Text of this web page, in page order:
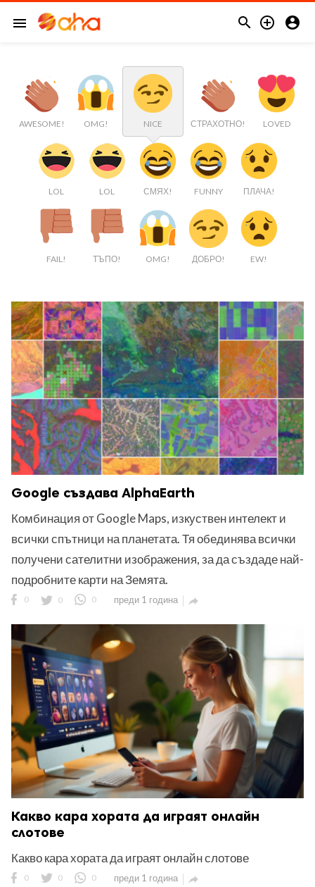
menu   
AWESOME! OMG! NICE СТРАХОТНО! LOVED
LOL LOL СМЯХ! FUNNY ПЛАЧА!
FAIL! ТЪПО! OMG! ДОБРО! EW!
Google създава AlphaEarth
Комбинация от Google Maps, изкуствен интелект и
всички спътници на планетата. Тя обединява всички
получени сателитни изображения, за да създаде най-
подробните карти на Земята.
0 0 0 преди 1 година 
Какво кара хората да играят онлайн
слотове
Какво кара хората да играят онлайн слотове
0 0 0 преди 1 година 